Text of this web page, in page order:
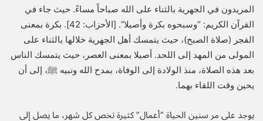
المريدون في الجهرية بالثناء على الله صباحاً مساءً. حيث جاء في
القرآن الكريم: “وسبحوه بكرة وأصيلا”. [الأحزاب: 42]. بكرة بمعنى
الفجر (صلاة الصبح)، حيث يتمسك أهل الجهرية خلالها بالثناء على
المولى من المهد إلى اللحد. أصيلا بمعنى العصر، حيث يتمسك الناس
بعد هذه الصلاة، منذ الولادة إلى الوفاة، بمدح الله ونبيه ﷺ، إلى أن
يحين وقت اللقاء بهما.
يوجد على مر سنين الحياة “أعمال” كثيرة تخص كل شهر، ما يصل إلى